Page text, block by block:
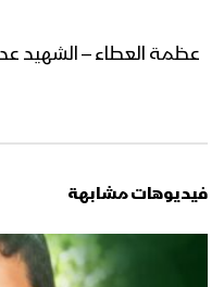
عظمة العطاء – الشهيد
فيديوهات مشابهة